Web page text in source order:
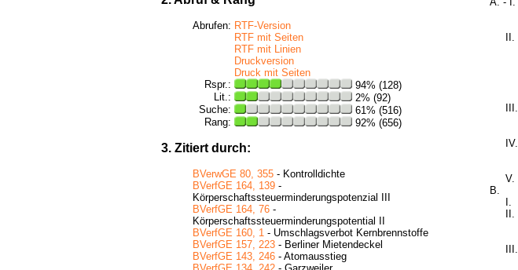
Abrufen: RTF-Version
RTF mit Seiten
RTF mit Linien
Druckversion
Druck mit Seiten
Rspr.:
94% (128)
Lit.:
2% (92)
Suche:
61% (516)
Rang:
92% (656)
3. Zitiert durch:
BVerwGE 80, 355 - Kontrolldichte
BVerfGE 164, 139 -
Körperschaftssteuerminderungspotenzial III
BVerfGE 164, 76 -
Körperschaftssteuerminderungspotential II
BVerfGE 160, 1 - Umschlagsverbot Kernbrennstoffe
BVerfGE 157, 223 - Berliner Mietendeckel
BVerfGE 143, 246 - Atomausstieg
II.
III.
IV.
V.
B.
I.
II.
III.